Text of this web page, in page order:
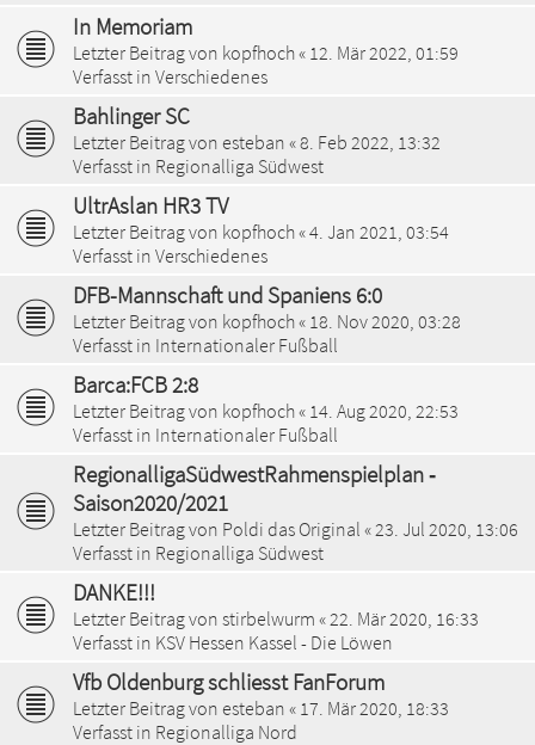
In Memoriam
Letzter Beitrag von kopfhoch« 12. Mär 2022, 01:59
Verfasst in Verschiedenes
Bahlinger SC
Letzter Beitrag von esteban «8. Feb 2022, 13:32
Verfasst in Regionalliga Südwest
UltrAslan HR3 TV
Letzter Beitrag von kopfhoch«4. Jan 2021, 03:54
Verfasst in Verschiedenes
DFB-Mannschaft und Spaniens 6:0
Letzter Beitrag von kopfhoch« 18. Nov 2020, 03:28
Verfasst in Internationaler Fußball
Barca:FCB 2:8
Letzter Beitrag von kopfhoch« 14. Aug 2020, 22:53
Verfasst in Internationaler Fußball
RegionalligaSüdwestRahmenspielplan ‐
Saison2020/2021
Letzter Beitrag von Poldi das Original « 23. Jul 2020, 13:06
Verfasst in Regionalliga Südwest
DANKE!!!
Letzter Beitrag von stirbelwurm « 22. Mär 2020, 16:33
Verfasst in KSV Hessen Kassel - Die Löwen
Vfb Oldenburg schliesst FanForum
Letzter Beitrag von esteban « 17. Mär 2020, 18:33
Verfasst in Regionalliga Nord